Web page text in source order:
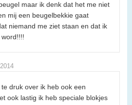
maar ik denk dat het me niet
mij een beugelbekkie gaat
niemand me ziet staan en dat ik
druk over ik heb ook een
ook lastig ik heb speciale blokjes